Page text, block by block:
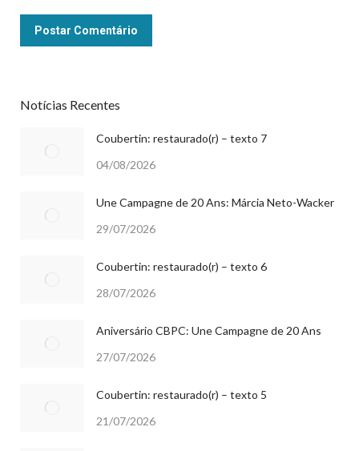
Postar Comentário
Notícias Recentes
Coubertin: restaurado(r) – texto 7
04/08/2026
Une Campagne de 20 Ans: Márcia Neto-Wacker
29/07/2026
Coubertin: restaurado(r) – texto 6
28/07/2026
Aniversário CBPC: Une Campagne de 20 Ans
27/07/2026
Coubertin: restaurado(r) – texto 5
21/07/2026